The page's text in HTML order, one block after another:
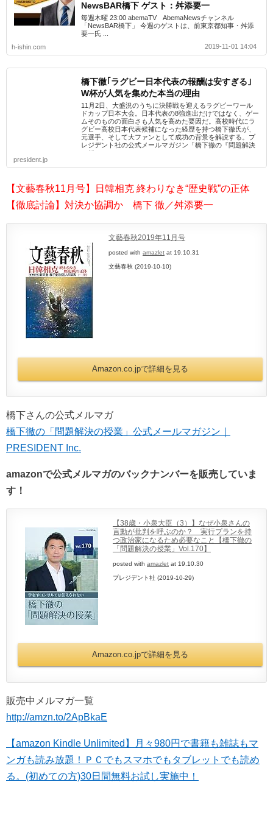
NewsBAR橋下 ゲスト：舛添要一
毎週木曜 23:00 abemaTV AbemaNewsチャンネル
「NewsBAR橋下」 今週のゲストは、前東京都知事・舛添
要一氏 ...
h-ishin.com
2019-11-01 14:04
橋下徹｢ラグビー日本代表の報酬は安すぎる｣
W杯が人気を集めた本当の理由
11月2日、大盛況のうちに決勝戦を迎えるラグビーワール
ドカップ日本大会。日本代表の8強進出だけではなく、ゲー
ムそのものの面白さも人気を高めた要因だ。高校時代にラ
グビー高校日本代表候補になった経歴を持つ橋下徹氏が、
元選手、そして大ファンとして成功の背景を解説する。プ
レジデント社の公式メールマガジン「橋下徹の『問題解決
president.jp
【文藝春秋11月号】日韓相克 終わりなき“歴史戦”の正体
【徹底討論】対決か協調か 橋下 徹／舛添要一
文藝春秋2019年11月号
posted with amazlet at 19.10.31
文藝春秋 (2019-10-10)
Amazon.co.jpで詳細を見る
橋下さんの公式メルマガ
橋下徹の「問題解決の授業」公式メールマガジン｜
PRESIDENT Inc.
amazonで公式メルマガのバックナンバーを販売していま
す！
【38歳・小泉大臣（3）】なぜ小泉さんの
言動が批判を呼ぶのか？ 実行プランを持
つ政治家になるため必要なこと【橋下徹の
「問題解決の授業」Vol.170】
posted with amazlet at 19.10.30
プレジデント社 (2019-10-29)
Amazon.co.jpで詳細を見る
販売中メルマガ一覧
http://amzn.to/2ApBkaE
【amazon Kindle Unlimited】月々980円で書籍も雑誌もマ
ンガも読み放題！ＰＣでもスマホでもタブレットでも読め
る。(初めての方)30日間無料お試し実施中！